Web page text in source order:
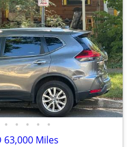
• • • • •
63,000 Miles